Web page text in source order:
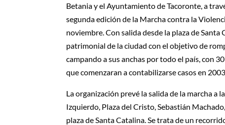
Betania y el Ayuntamiento de Tacoronte, a
segunda edición de la Marcha contra la
noviembre. Con salida desde la plaza de
patrimonial de la ciudad con el objetivo de
campando a sus anchas por todo el país, con
que comenzaran a contabilizarse casos en 2003.
La organización prevé la salida de la marcha a
Izquierdo, Plaza del Cristo, Sebastián
plaza de Santa Catalina. Se trata de un